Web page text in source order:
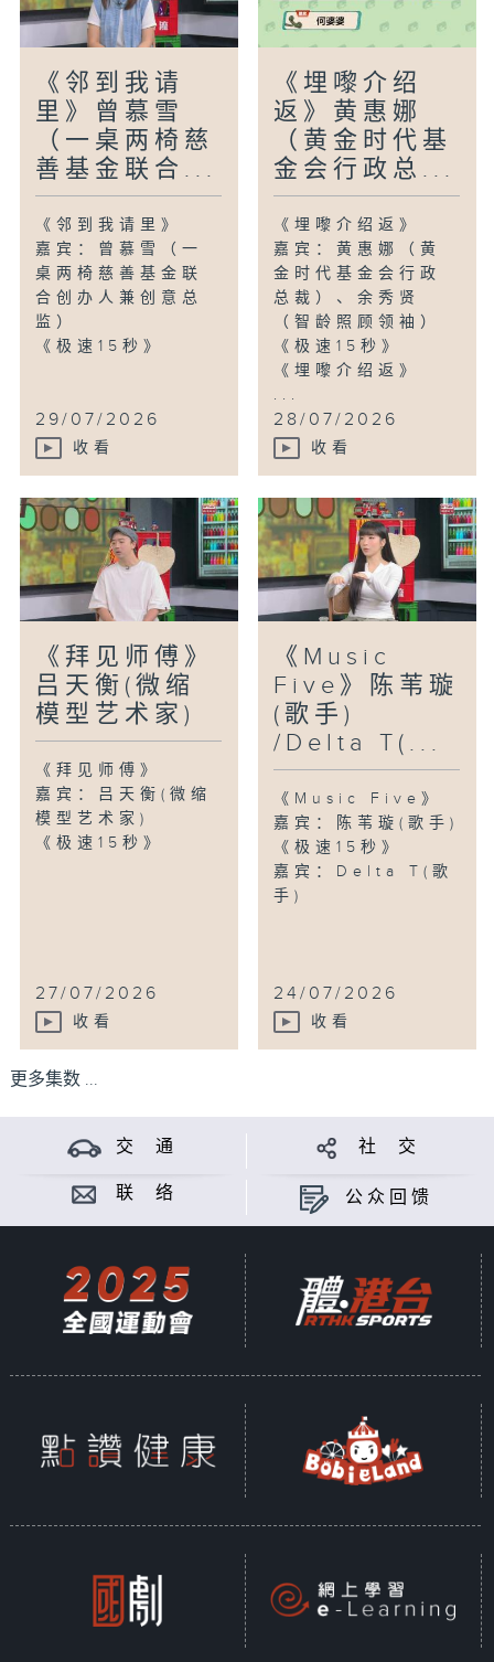
《邻到我请
里》曾慕雪
（一桌两椅慈
善基金联合...
《邻到我请里》
嘉宾：曾慕雪（一
桌两椅慈善基金联
合创办人兼创意总
监）
《极速15秒》
29/07/2026
收看
《埋嚟介绍
返》黄惠娜
（黄金时代基
金会行政总...
《埋嚟介绍返》
嘉宾：黄惠娜（黄
金时代基金会行政
总裁）、余秀贤
（智龄照顾领袖）
《极速15秒》
《埋嚟介绍返》
...
28/07/2026
收看
《拜见师傅》
吕天衡(微缩
模型艺术家)
《拜见师傅》
嘉宾：吕天衡(微缩
模型艺术家)
《极速15秒》
27/07/2026
收看
《Music
Five》陈苇璇
(歌手)
/Delta T(...
《Music Five》
嘉宾：陈苇璇(歌手)
《极速15秒》
嘉宾：Delta T(歌
手)
24/07/2026
收看
更多集数 ...
交 通 社 交
联 络 公众回馈